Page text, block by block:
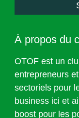
À propos du
OTOF est un
entrepreneurs
sectoriels pour
business ici et
boost pour les